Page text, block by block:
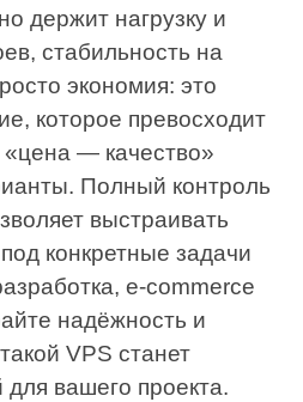
держит нагрузку и
стабильность на
экономия: это
которое превосходит
— качество»
Полный контроль
выстраивать
конкретные задачи
e‑commerce
надёжность и
VPS станет
вашего проекта.